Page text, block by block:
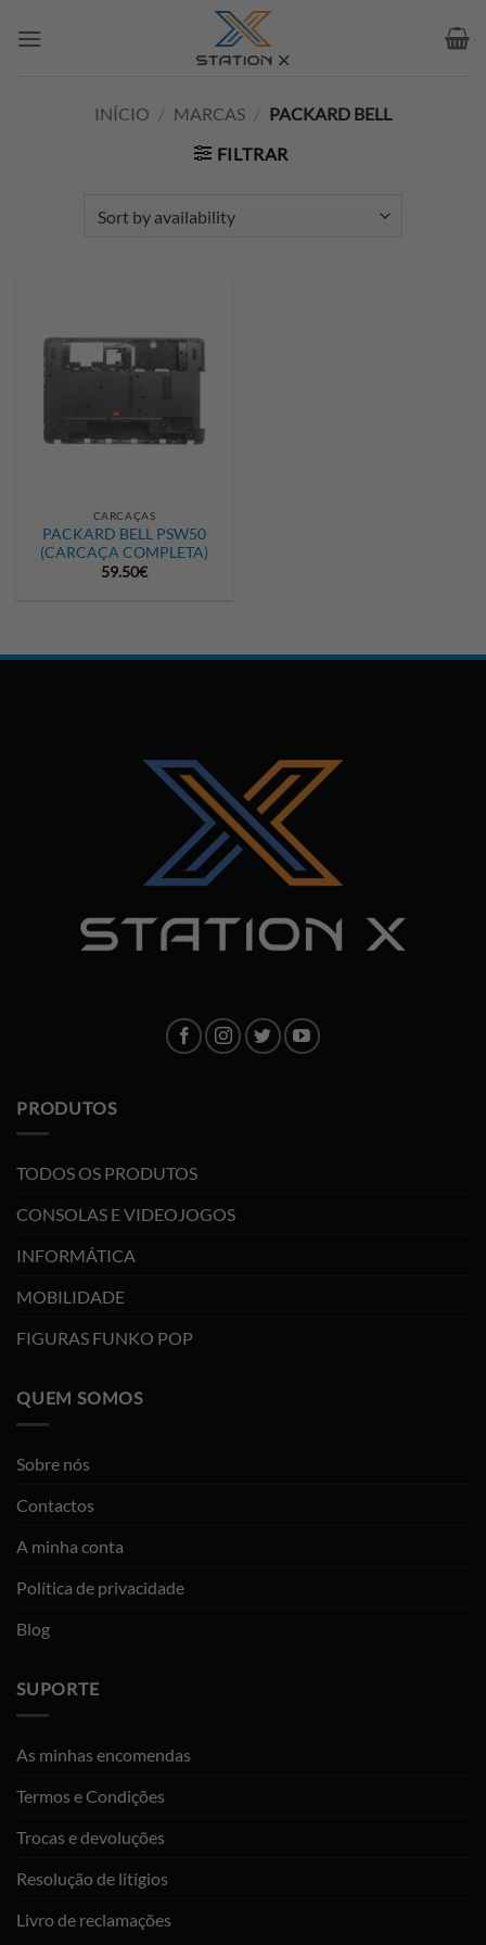
INÍCIO / MARCAS / PACKARD BELL
FILTRAR
CARCAÇAS
PACKARD BELL PSW50
(CARCAÇA COMPLETA)
59.50€
PRODUTOS
TODOS OS PRODUTOS
CONSOLAS E VIDEOJOGOS
INFORMÁTICA
MOBILIDADE
FIGURAS FUNKO POP
QUEM SOMOS
Sobre nós
Contactos
A minha conta
Política de privacidade
Blog
SUPORTE
As minhas encomendas
Termos e Condições
Trocas e devoluções
Resolução de litígios
Livro de reclamações